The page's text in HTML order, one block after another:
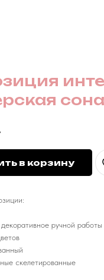
в корзину
ручной работы
скелетированные